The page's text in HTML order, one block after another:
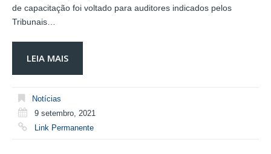
de capacitação foi voltado para auditores indicados pelos
Tribunais…
LEIA MAIS
Notícias
9 setembro, 2021
Link Permanente